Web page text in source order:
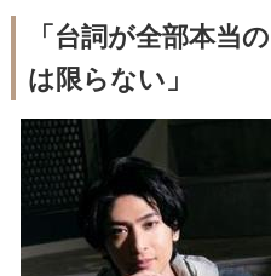
「台詞が全部本当
は限らない」